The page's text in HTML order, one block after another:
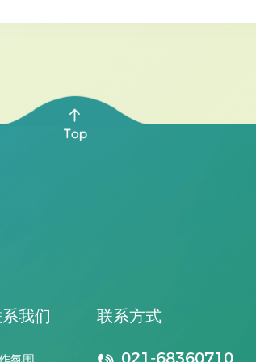
我们 联系方式
021-68360710